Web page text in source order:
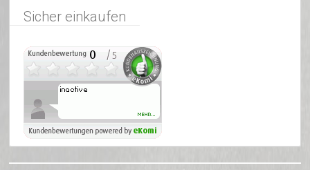
Sicher einkaufen